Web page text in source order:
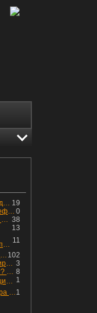
19
Сенат США принял санкции Линдси Грэма против России
0
Инфляция в начале августа — дефляция из-за топлива и плодоовощной корзины, но услуги продолжают дорожать, а рубль начал ослабевать.
38
Санкции США пристрелили рост акций в России
13
11
⛽️Евротранс в руинах. Грустный пост😶😞 Что изменилось в облигациях?
102
Путь к 1500. Пошла гонка. Кто раньше продаст.
3
💪 ОФЗ с самыми жирными фиксированными купонами
8
Кто сейчас самый дешевый сбыт? Сводный пост по сбытовым компаниям по отчетам РСБУ за Q2 26г.
1
🏗Лучшие строительные облигации первого эшелона
1
Доходность стратегии и инвестора — не одно и то же